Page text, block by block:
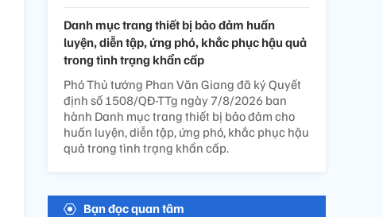
Danh mục trang thiết bị bảo đảm huấn
luyện, diễn tập, ứng phó, khắc phục hậu quả
trong tình trạng khẩn cấp
Phó Thủ tướng Phan Văn Giang đã ký Quyết
định số 1508/QĐ-TTg ngày 7/8/2026 ban
hành Danh mục trang thiết bị bảo đảm cho
huấn luyện, diễn tập, ứng phó, khắc phục hậu
quả trong tình trạng khẩn cấp.
Bạn đọc quan tâm